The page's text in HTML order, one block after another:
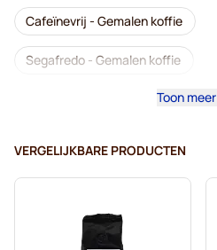
Cafeïnevrij - Gemalen koffie
Segafredo - Gemalen koffie
Kaffekapslen - Gemalen koffie
Toon meer
VERGELIJKBARE PRODUCTEN